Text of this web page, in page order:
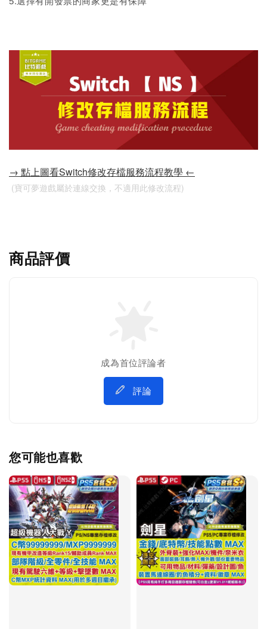
→ 點上圖看Switch修改存檔服務流程教學 ←
(寶可夢遊戲屬於連線交換，不適用此修改流程)
商品評價
成為首位評論者
評論
您可能也喜歡